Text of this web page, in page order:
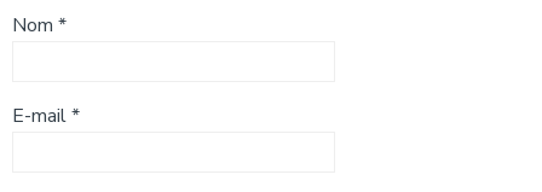
Nom *
E-mail*